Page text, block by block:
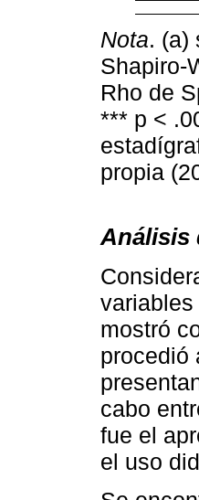
Nota. (a)
Shapiro-
Rho de
*** p <
propia
Análisis
mostró
procedió
cabo
fue el
el uso